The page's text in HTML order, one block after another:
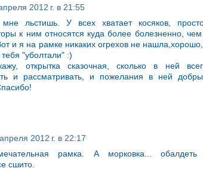
2012 г. в 21:55
льстишь. У всех хватает косяков,
к ним относятся куда более болезненно, чем
и я на рамке никаких огрехов не
тебя "уболтали" :)
открытка сказочная, сколько в ней
и рассматривать, и пожелания в ней
2012 г. в 22:17
рамка. А морковка... обалдеть
сшито.